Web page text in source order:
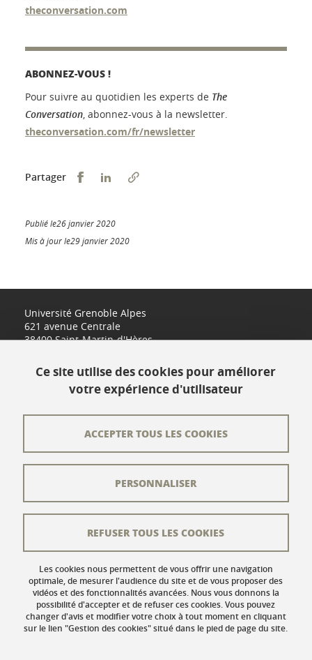
theconversation.com
ABONNEZ-VOUS !
Pour suivre au quotidien les experts de The
Conversation, abonnez-vous à la newsletter.
theconversation.com/fr/newsletter
Partager Partager sur Facebook
Partager sur LinkedIn
Publié le26 janvier 2020
Mis à jour le29 janvier 2020
Université Grenoble Alpes
621 avenue Centrale
38400 Saint-Martin-d'Hères
L'équipe éditoriale
Crédits
Mentions légales
Données personnelles
Gestion des cookies
Accessibilité : non conforme
Ce site utilise des cookies pour améliorer
votre expérience d'utilisateur
Les cookies nous permettent de vous offrir une navigation
optimale, de mesurer l'audience du site et de vous proposer des
vidéos et des fonctionnalités avancées. Nous vous donnons la
possibilité d'accepter et de refuser ces cookies. Vous pouvez
changer d'avis et modifier votre choix à tout moment en cliquant
sur le lien "Gestion des cookies" situé dans le pied de page du site.
ACCEPTER TOUS LES COOKIES
REFUSER TOUS LES COOKIES
PERSONNALISER